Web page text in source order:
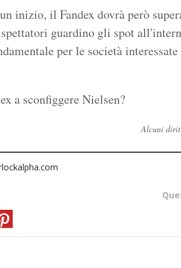
inizio, il Fandex dovrà però
guardino gli spot
per le società
a sconfiggere Nielsen?
Alcuni